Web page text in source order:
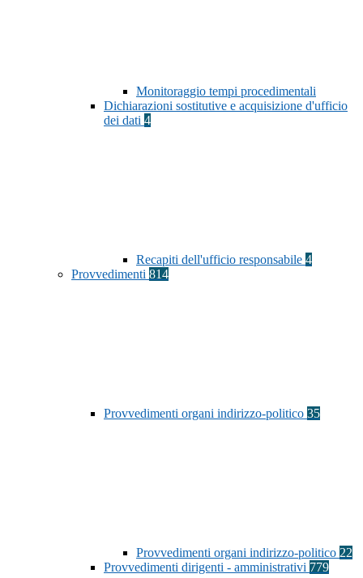
Monitoraggio tempi procedimentali
Dichiarazioni sostitutive e acquisizione d'ufficio
dei dati 4
Recapiti dell'ufficio responsabile 4
Provvedimenti 814
Provvedimenti organi indirizzo-politico 35
Provvedimenti organi indirizzo-politico 22
Provvedimenti dirigenti - amministrativi 779